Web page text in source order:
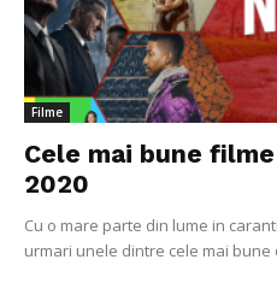
Filme
Cele mai bune
2020
Cu o mare parte din lume in
urmari unele dintre cele mai bune